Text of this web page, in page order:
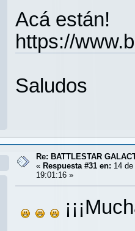
Acá están!
https://
Saludos
Re: BATTLESTAR
« Respuesta #31 en: 14
19:01:16 »